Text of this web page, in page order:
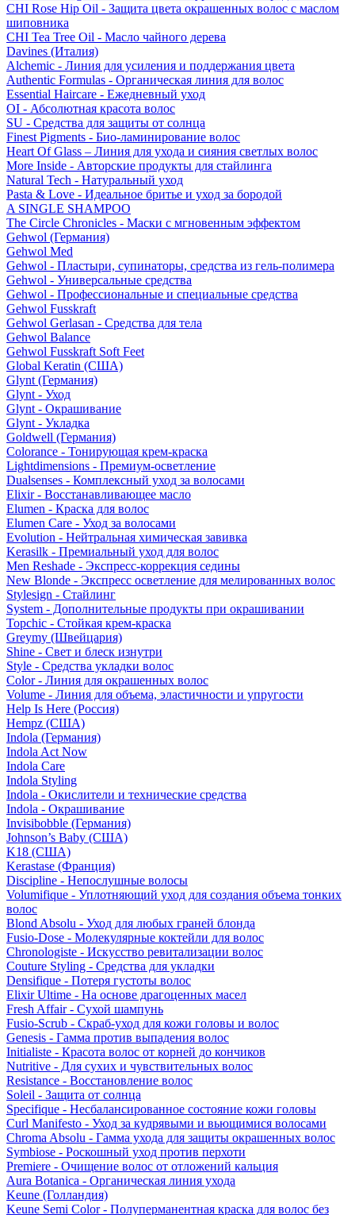
CHI Rose Hip Oil - Защита цвета окрашенных волос с маслом
шиповника
CHI Tea Tree Oil - Масло чайного дерева
Davines (Италия)
Alchemic - Линия для усиления и поддержания цвета
Authentic Formulas - Органическая линия для волос
Essential Haircare - Eжедневный уход
OI - Абсолютная красота волос
SU - Средства для защиты от солнца
Finest Pigments - Био-ламинирование волос
Heart Of Glass – Линия для ухода и сияния светлых волос
More Inside - Авторские продукты для стайлинга
Natural Tech - Натуральный уход
Pasta & Love - Идеальное бритье и уход за бородой
A SINGLE SHAMPOO
The Circle Chronicles - Маски с мгновенным эффектом
Gehwol (Германия)
Gehwol Med
Gehwol - Пластыри, супинаторы, средства из гель-полимера
Gehwol - Универсальные средства
Gehwol - Профессиональные и специальные средства
Gehwol Fusskraft
Gehwol Gerlasan - Средства для тела
Gehwol Balance
Gehwol Fusskraft Soft Feet
Global Keratin (США)
Glynt (Германия)
Glynt - Уход
Glynt - Окрашивание
Glynt - Укладка
Goldwell (Германия)
Colorance - Тонирующая крем-краска
Lightdimensions - Премиум-осветление
Dualsenses - Комплексный уход за волосами
Elixir - Восстанавливающее масло
Elumen - Краска для волос
Elumen Care - Уход за волосами
Evolution - Нейтральная химическая завивка
Kerasilk - Премиальный уход для волос
Men Reshade - Экспресс-коррекция седины
New Blonde - Экспресс осветление для мелированных волос
Stylesign - Стайлинг
System - Дополнительные продукты при окрашивании
Topchic - Стойкая крем-краска
Greymy (Швейцария)
Shine - Свет и блеск изнутри
Style - Средства укладки волос
Color - Линия для окрашенных волос
Volume - Линия для объема, эластичности и упругости
Help Is Here (Россия)
Hempz (США)
Indola (Германия)
Indola Act Now
Indola Care
Indola Styling
Indola - Окислители и технические средства
Indola - Окрашивание
Invisibobble (Германия)
Johnson’s Baby (США)
K18 (США)
Kerastase (Франция)
Discipline - Непослушные волосы
Volumifique - Уплотняющий уход для создания объема тонких
волос
Blond Absolu - Уход для любых граней блонда
Fusio-Dose - Молекулярные коктейли для волос
Chronologiste - Искусство ревитализации волос
Couture Styling - Средства для укладки
Densifique - Потеря густоты волос
Elixir Ultime - На основе драгоценных масел
Fresh Affair - Сухой шампунь
Fusio-Scrub - Скраб-уход для кожи головы и волос
Genesis - Гамма против выпадения волос
Initialiste - Красота волос от корней до кончиков
Nutritive - Для сухих и чувствительных волос
Resistance - Восстановление волос
Soleil - Защита от солнца
Specifique - Несбалансированное состояние кожи головы
Curl Manifesto - Уход за кудрявыми и вьющимися волосами
Chroma Absolu - Гамма ухода для защиты окрашенных волос
Symbiose - Роскошный уход против перхоти
Premiere - Очищение волос от отложений кальция
Aura Botanica - Органическая линия ухода
Keune (Голландия)
Keune Semi Color - Полуперманентная краска для волос без